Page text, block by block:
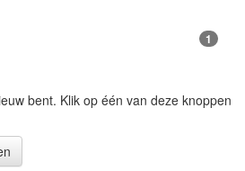
1
bent. Klik op één van deze knoppen